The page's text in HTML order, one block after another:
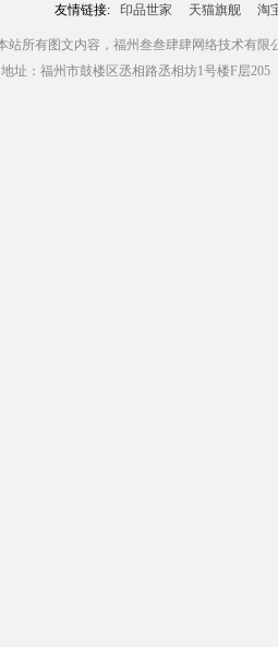
友情链接: 印品世家 天猫旗舰 淘
站所有图文内容，福州叁叁肆肆网络技术有限
址：福州市鼓楼区丞相路丞相坊1号楼F层